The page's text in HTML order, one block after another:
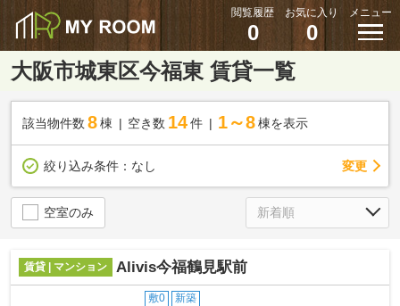
閲覧履歴
0
お気に入り
0
メニュー
大阪市城東区今福東 賃貸一覧
該当物件数 8棟 空き数 14 件 1～8 棟を表示
絞り込み条件： なし 変更
空室のみ
賃貸 | マンション Alivis今福鶴見駅前
敷0 新築